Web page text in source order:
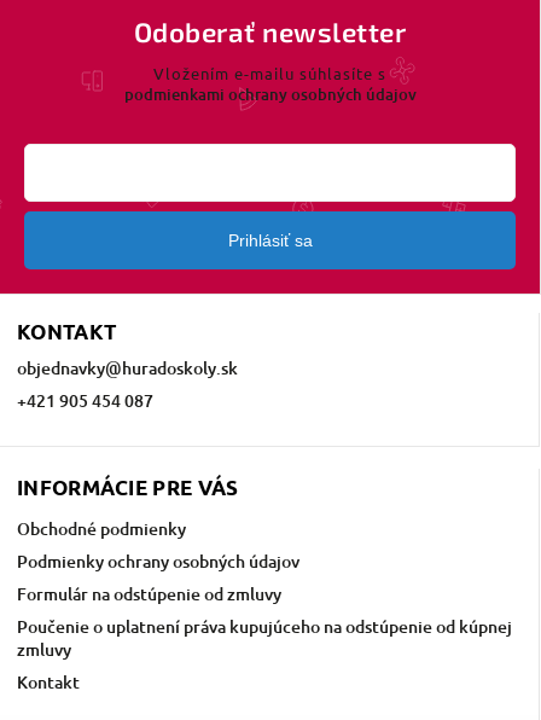
KONTAKT
objednavky@huradoskoly.sk
+421 905 454 087
INFORMÁCIE PRE VÁS
Obchodné podmienky
Podmienky ochrany osobných údajov
Formulár na odstúpenie od zmluvy
Poučenie o uplatnení práva kupujúceho na odstúpenie od kúpnej
zmluvy
Kontakt
Odoberať newsletter
Vložením e-mailu súhlasíte s
podmienkami ochrany osobných údajov
Prihlásiť sa